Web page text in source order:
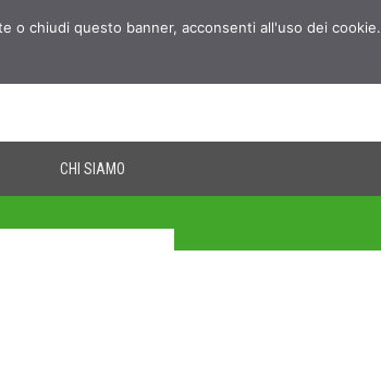
CHI SIAMO
o chiudi questo banner, acconsenti all'uso dei cookie.